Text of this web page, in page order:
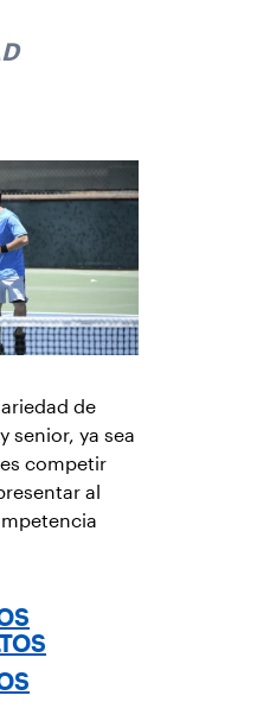
de
senior, ya sea
competir
al